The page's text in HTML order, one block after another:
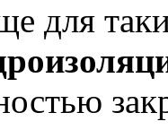
для